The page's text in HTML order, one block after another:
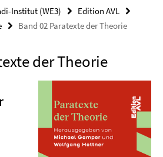
Institut (WE3)
Edition AVL
Band 02 Paratexte der Theorie
der Theorie